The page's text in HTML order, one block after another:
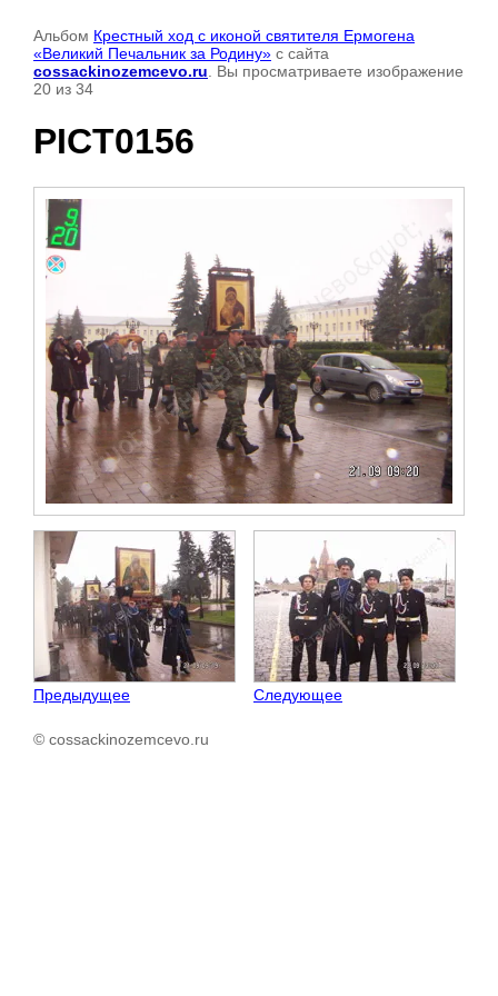
Альбом Крестный ход с иконой святителя Ермогена
«Великий Печальник за Родину» с сайта
cossackinozemcevo.ru . Вы просматриваете изображение
20 из 34
PICT0156
Предыдущее Следующее
© cossackinozemcevo.ru